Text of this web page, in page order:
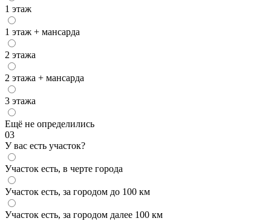
1 этаж
1 этаж + мансарда
2 этажа
2 этажа + мансарда
3 этажа
Ещё не определились
03
У вас есть участок?
Участок есть, в черте города
Участок есть, за городом до 100 км
Участок есть, за городом далее 100 км